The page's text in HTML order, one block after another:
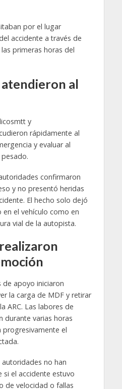
por el lugar
accidente a través de
primeras horas del
al
y
rápidamente al
y evaluar al
confirmaron
y no presentó heridas
El hecho solo dejó
el vehículo como en
vial de la autopista.
de apoyo iniciaron
la carga de MDF y retirar
ARC. Las labores de
durante varias horas
progresivamente el
no han
el accidente estuvo
de velocidad o fallas